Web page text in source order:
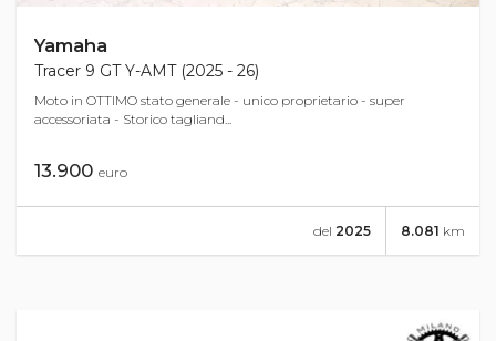
Yamaha
Tracer 9 GT Y-AMT (2025 - 26)
Moto in OTTIMO stato generale - unico proprietario - super
accessoriata - Storico tagliand...
13.900 euro
8.081 km
del 2025